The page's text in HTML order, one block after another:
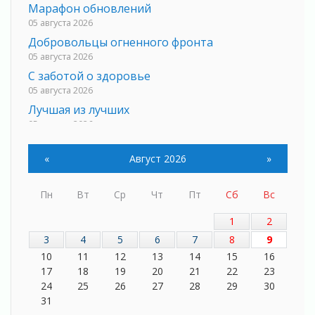
Марафон обновлений
05 августа 2026
Добровольцы огненного фронта
05 августа 2026
С заботой о здоровье
05 августа 2026
Лучшая из лучших
05 августа 2026
Пульс региона
05 августа 2026
«Результат командный, заслуга каждого
ведомства и муниципалитета»
Вдохновлять, просвещать и объединять!
05 августа 2026
Не оставят в беде
05 августа 2026
На лидирующих позициях
04 августа 2026
« Август 2026 »
Пн Вт Ср Чт Пт Сб
Вс
1
2
3
4 5 6 7 8
9
10
11 12 13 14 15
16
17
18 19 20 21 22
23
24
25 26 27 28 29
30
31